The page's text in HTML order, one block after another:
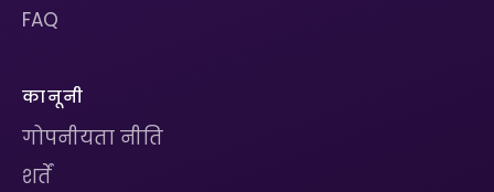
FAQ
कानूनी
गोपनीयता नीति
शर्तें